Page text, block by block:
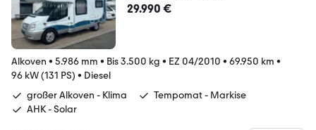
29.990 €
Alkoven • 5.986 mm • Bis 3.500 kg • EZ 04/2010 • 69.950 km •
96 kW (131 PS) • Diesel
großer Alkoven - Klima
Tempomat - Markise
AHK - Solar